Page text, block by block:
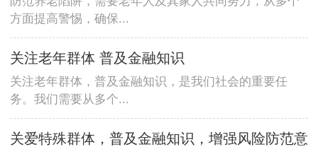
方面提高警惕，确保...
关注老年群体 普及金融知识
关注老年群体，普及金融知识，是我们社会的重要任
务。我们需要从多个...
关爱特殊群体，普及金融知识，增强风险防范意